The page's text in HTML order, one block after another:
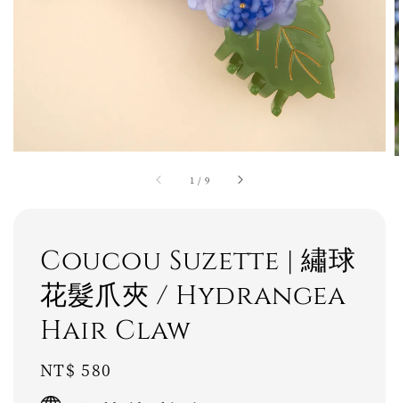
1 / 9
Coucou Suzette | 繡球
花髮爪夾 / Hydrangea
Hair Claw
Regular
price
NT$ 580